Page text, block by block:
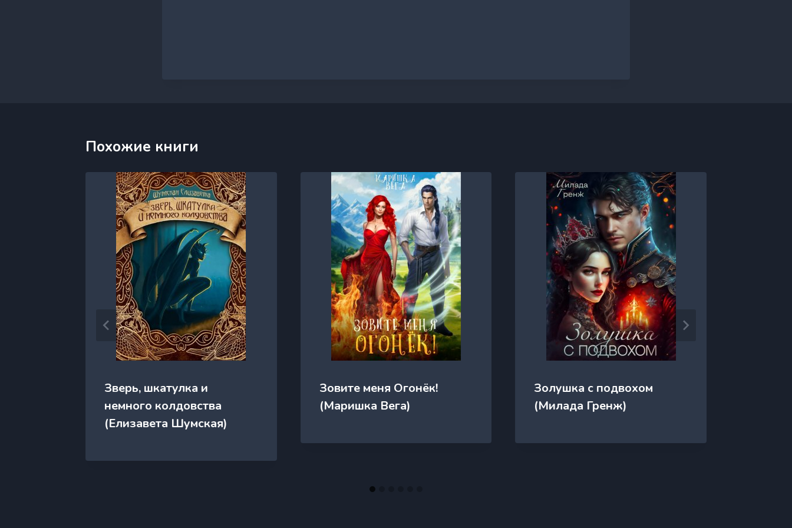
Похожие книги
Зверь, шкатулка и
немного колдовства
(Елизавета Шумская)
Зовите меня Огонёк!
(Маришка Вега)
Золушка с подвохом
(Милада Гренж)